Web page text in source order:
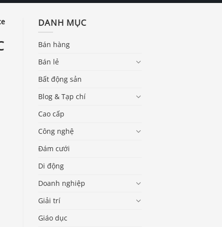
DANH MỤC
Bán hàng
Bán lẻ
Bất động sản
Blog & Tạp chí
Cao cấp
Công nghệ
Đám cưới
Di động
Doanh nghiệp
Giải trí
Giáo dục